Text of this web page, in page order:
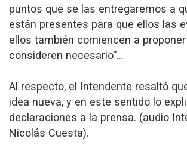
puntos que se las entregaremos a
están presentes para que ellos las
ellos también comiencen a
consideren necesario”…
Al respecto, el Intendente resaltó
idea nueva, y en este sentido lo
declaraciones a la prensa. (audio
Nicolás Cuesta).